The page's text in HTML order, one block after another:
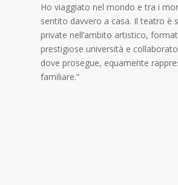
Ho viaggiato nel mondo e tra i
sentito davvero a casa. Il teatro è
private nell’ambito artistico,
prestigiose università e
dove prosegue, equamente
familiare.”